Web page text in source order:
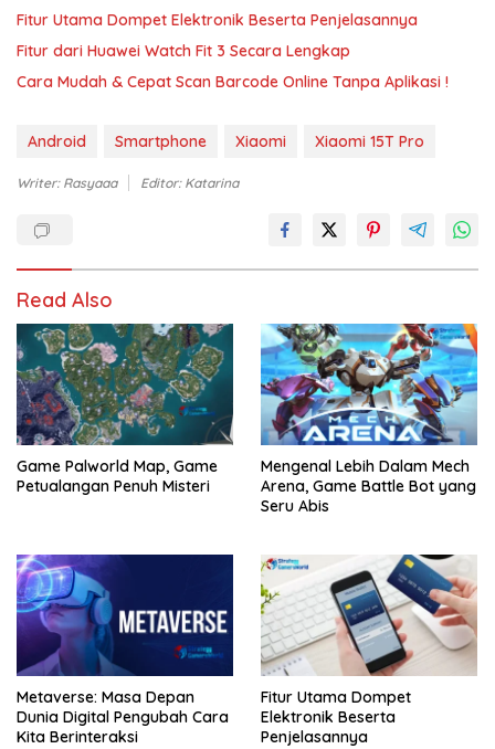
Fitur Utama Dompet Elektronik Beserta Penjelasannya
Fitur dari Huawei Watch Fit 3 Secara Lengkap
Cara Mudah & Cepat Scan Barcode Online Tanpa Aplikasi !
Android Smartphone Xiaomi Xiaomi 15T Pro
Writer: Rasyaaa Editor: Katarina
Read Also
Game Palworld Map, Game
Petualangan Penuh Misteri
Mengenal Lebih Dalam Mech
Arena, Game Battle Bot yang
Seru Abis
Metaverse: Masa Depan
Dunia Digital Pengubah Cara
Kita Berinteraksi
Fitur Utama Dompet
Elektronik Beserta
Penjelasannya